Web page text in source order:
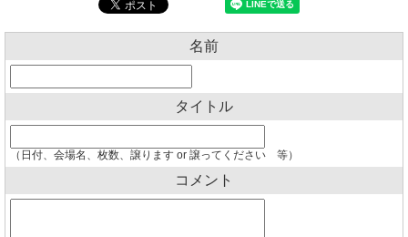
名前
タイトル
（日付、会場名、枚数、譲ります or 譲ってください 等）
コメント